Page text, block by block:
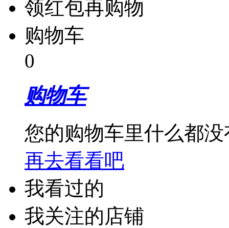
领红包再购物
购物车
0
购物车
您的购物车里什么都没
再去看看吧
我看过的
我关注的店铺